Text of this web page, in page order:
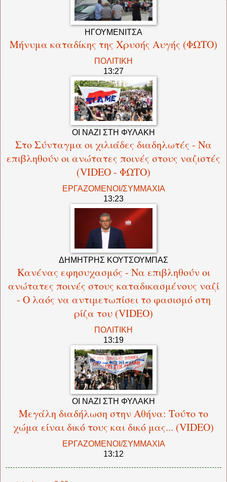
ΗΓΟΥΜΕΝΙΤΣΑ
Μήνυμα καταδίκης της Χρυσής Αυγής (ΦΩΤΟ)
ΠΟΛΙΤΙΚΗ
13:27
ΟΙ ΝΑΖΙ ΣΤΗ ΦΥΛΑΚΗ
Στο Σύνταγμα οι χιλιάδες διαδηλωτές - Να
επιβληθούν οι ανώτατες ποινές στους ναζιστές
(VIDEO - ΦΩΤΟ)
ΕΡΓΑΖΟΜΕΝΟΙ/ΣΥΜΜΑΧΙΑ
13:23
ΔΗΜΗΤΡΗΣ ΚΟΥΤΣΟΥΜΠΑΣ
Κανένας εφησυχασμός - Να επιβληθούν οι
ανώτατες ποινές στους καταδικασμένους ναζί
- Ο λαός να αντιμετωπίσει το φασισμό στη
ρίζα του (VIDEO)
ΠΟΛΙΤΙΚΗ
13:19
ΟΙ ΝΑΖΙ ΣΤΗ ΦΥΛΑΚΗ
Μεγάλη διαδήλωση στην Αθήνα: Τούτο το
χώμα είναι δικό τους και δικό μας... (VIDEO)
ΕΡΓΑΖΟΜΕΝΟΙ/ΣΥΜΜΑΧΙΑ
13:12